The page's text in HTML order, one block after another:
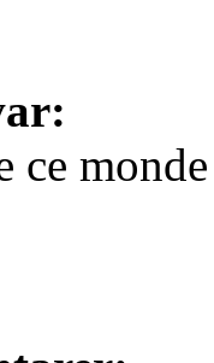
ce monde